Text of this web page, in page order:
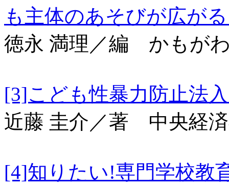
も主体のあそびが広
徳永 満理／編 かもが
[3]こども性暴力防
近藤 圭介／著 中央経
[4]知りたい!専門学校